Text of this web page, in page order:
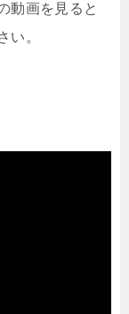
動画を見ると
い。